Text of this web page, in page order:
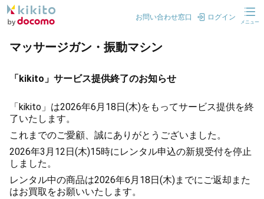
お問い合わせ窓口 ログイン
メニュー
マッサージガン・振動マシン
「kikito」サービス提供終了のお知らせ
「kikito」は2026年6月18日(木)をもってサービス提供を終
了いたします。
これまでのご愛顧、誠にありがとうございました。
2026年3月12日(木)15時にレンタル申込の新規受付を停止
しました。
レンタル中の商品は2026年6月18日(木)までにご返却また
はお買取をお願いいたします。